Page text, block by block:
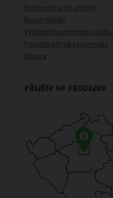
Ekologické a bio značky
Bio certifikáty
Vyhledat kosmetickou složku
Poradna přírodní kosmetiky
Kariéra
PŘIJĎTE NA PRODEJNU
4